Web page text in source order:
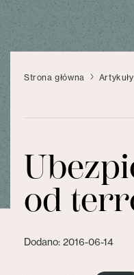
Strona główna Artykuły
od
Dodano: 2016-06-14